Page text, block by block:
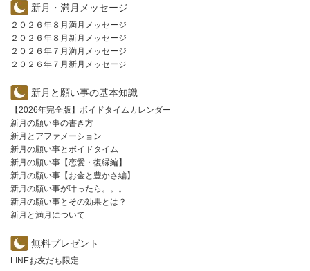
新月・満月メッセージ
２０２６年８月満月メッセージ
２０２６年８月新月メッセージ
２０２６年７月満月メッセージ
２０２６年７月新月メッセージ
新月と願い事の基本知識
【2026年完全版】ボイドタイムカレンダー
新月の願い事の書き方
新月とアファメーション
新月の願い事とボイドタイム
新月の願い事【恋愛・復縁編】
新月の願い事【お金と豊かさ編】
新月の願い事が叶ったら。。。
新月の願い事とその効果とは？
新月と満月について
無料プレゼント
LINEお友だち限定